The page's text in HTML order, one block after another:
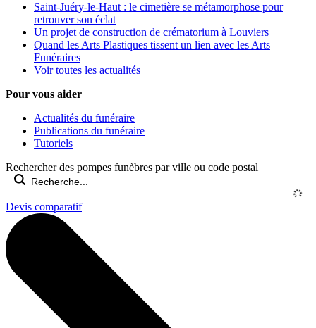
Saint-Juéry-le-Haut : le cimetière se métamorphose pour
retrouver son éclat
Un projet de construction de crématorium à Louviers
Quand les Arts Plastiques tissent un lien avec les Arts
Funéraires
Voir toutes les actualités
Pour vous aider
Actualités du funéraire
Publications du funéraire
Tutoriels
Rechercher des pompes funèbres par ville ou code postal
Devis comparatif